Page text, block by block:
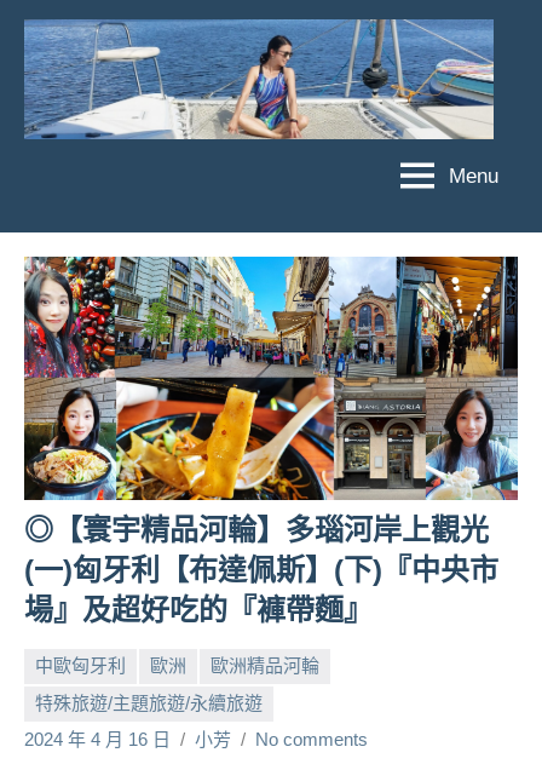
Skip
content
菲
亞
娃
JEFFIA
FANG
亞
娃
粉
絲
團、
主
題
旅
達
人
帶
路、
節
目
Menu
◎【寰宇精品河輪】多瑙河岸上觀光
(一)匈牙利【布達佩斯】(下)『中央市
場』及超好吃的『褲帶麵』
中歐匈牙利 歐洲
歐洲精品河輪
特殊旅遊/主題旅遊/永續旅遊
2024 年 4 月 16 日
小芳 No comments